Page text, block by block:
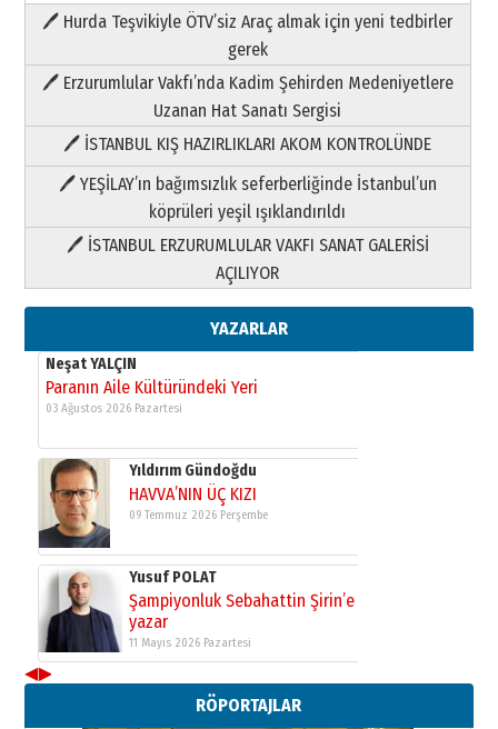
🖊 Hurda Teşvikiyle ÖTV’siz Araç almak için yeni tedbirler
gerek
🖊 Erzurumlular Vakfı’nda Kadim Şehirden Medeniyetlere
Uzanan Hat Sanatı Sergisi
🖊 İSTANBUL KIŞ HAZIRLIKLARI AKOM KONTROLÜNDE
🖊 YEŞİLAY’ın bağımsızlık seferberliğinde İstanbul’un
köprüleri yeşil ışıklandırıldı
🖊 İSTANBUL ERZURUMLULAR VAKFI SANAT GALERİSİ
AÇILIYOR
YAZARLAR
Şampiyonluk Sebahattin Şirin’e
yazar
11 Mayıs 2026 Pazartesi
Paranın Aile Kültüründeki Yeri
03 Ağustos 2026 Pazartesi
Yıldırım Gündoğdu
HAVVA’NIN ÜÇ KIZI
09 Temmuz 2026 Perşembe
Yusuf POLAT
Şampiyonluk Sebahattin Şirin’e
yazar
11 Mayıs 2026 Pazartesi
Neşat YALÇIN
03 Ağustos 2026 Pazartesi
Yıldırım Gündoğdu
09 Temmuz 2026 Perşembe
Yusuf POLAT
Şampiyonluk Sebahattin Şirin’e
11 Mayıs 2026 Pazartesi
◀▶
RÖPORTAJLAR